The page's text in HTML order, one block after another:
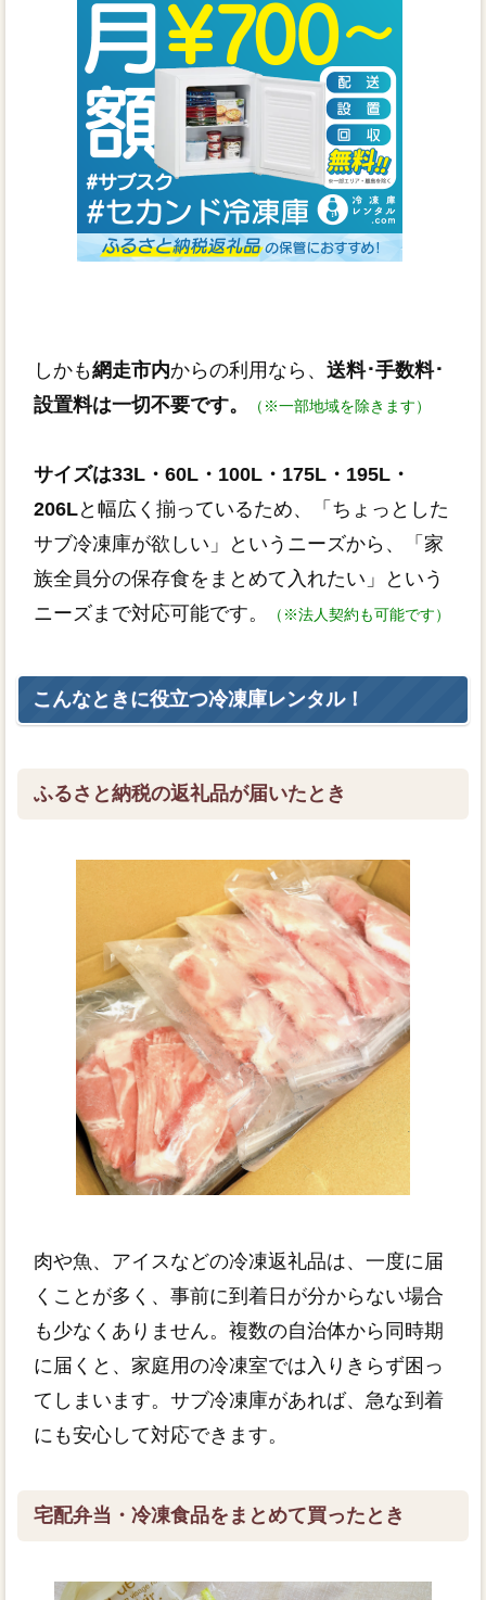
しかも網走市内からの利用なら、 送料･手数料･
設置料は一切不要です。
（※一部地域を除きます）
サイズは33L・60L・100L・175L・195L・
206Lと幅広く揃っているため、「ちょっとした
サブ冷凍庫が欲しい」というニーズから、「家
族全員分の保存食をまとめて入れたい」という
ニーズまで対応可能です。
（※法人契約も可能です）
こんなときに役立つ冷凍庫レンタル！
ふるさと納税の返礼品が届いたとき
肉や魚、アイスなどの冷凍返礼品は、一度に届
くことが多く、事前に到着日が分からない場合
も少なくありません。複数の自治体から同時期
に届くと、家庭用の冷凍室では入りきらず困っ
てしまいます。サブ冷凍庫があれば、急な到着
にも安心して対応できます。
宅配弁当・冷凍食品をまとめて買ったとき